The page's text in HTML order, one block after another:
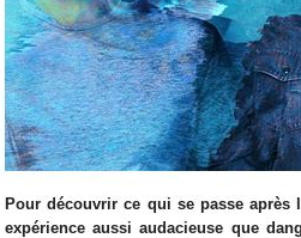
Pour découvrir ce qui se passe
expérience aussi audacieuse que